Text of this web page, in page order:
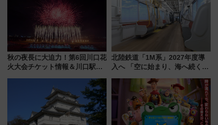
秋の夜長に大迫力！第6回川口花
火大会チケット情報＆川口駅か
北陸鉄道「1M系」2027年度導
入へ 「空に始まり、海へ続く」
神秘的なデザイン